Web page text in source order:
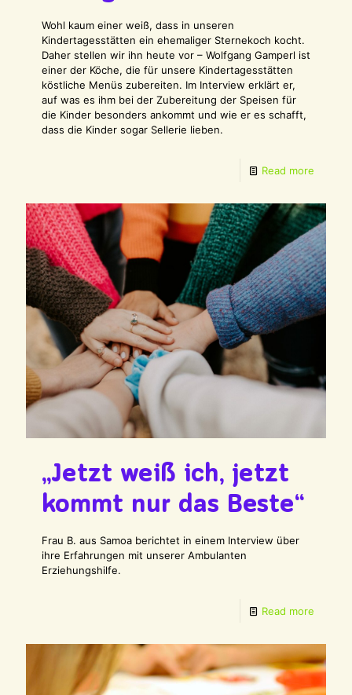
Wohl kaum einer weiß, dass in unseren
Kindertagesstätten ein ehemaliger Sternekoch kocht.
Daher stellen wir ihn heute vor – Wolfgang Gamperl ist
einer der Köche, die für unsere Kindertagesstätten
köstliche Menüs zubereiten. Im Interview erklärt er,
auf was es ihm bei der Zubereitung der Speisen für
die Kinder besonders ankommt und wie er es schafft,
dass die Kinder sogar Sellerie lieben.
Read more
„Jetzt weiß ich, jetzt
kommt nur das Beste“
Frau B. aus Samoa berichtet in einem Interview über
ihre Erfahrungen mit unserer Ambulanten
Erziehungshilfe.
Read more